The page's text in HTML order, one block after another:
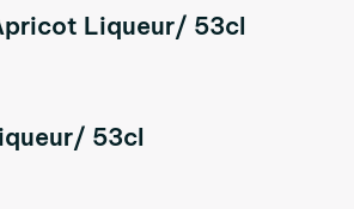
Liqueur/ 53cl
53cl